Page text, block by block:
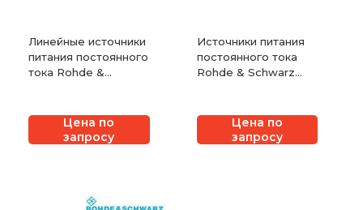
Линейные источники
питания постоянного
тока Rohde &
Цена по
запросу
Источники питания
постоянного тока
Rohde & Schwarz
Цена по
запросу